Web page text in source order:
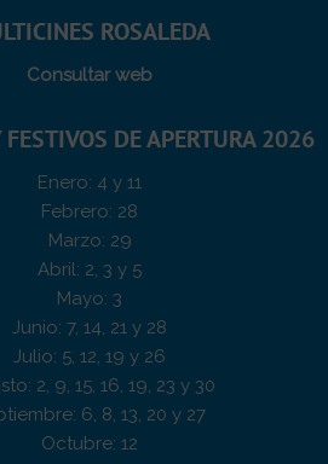
ROSALEDA
Consultar web
DE APERTURA 2026
Enero: 4 y 11
Febrero: 28
Marzo: 29
Abril: 2, 3 y 5
Mayo: 3
Junio: 7, 14, 21 y 28
Julio: 5, 12, 19 y 26
2, 9, 15, 16, 19, 23 y 30
6, 8, 13, 20 y 27
Octubre: 12